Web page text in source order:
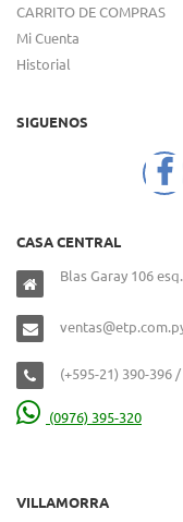
CARRITO DE COMPRAS
Mi Cuenta
Historial
SIGUENOS
CASA CENTRAL
Blas Garay 106
(+595-21) 390-396
(0976) 395-320
VILLAMORRA